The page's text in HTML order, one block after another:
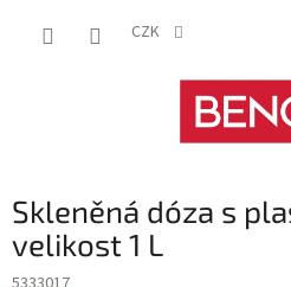
CZK
Skleněná dóza s
velikost 1 L